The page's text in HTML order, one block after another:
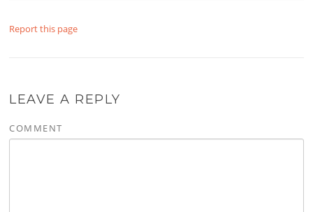
Report this page
LEAVE A REPLY
COMMENT